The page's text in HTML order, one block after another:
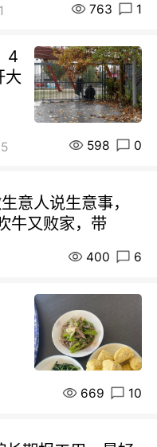
763 1
4
大
598 0
意人说生意事，
牛又败家，带
400 6
669 10